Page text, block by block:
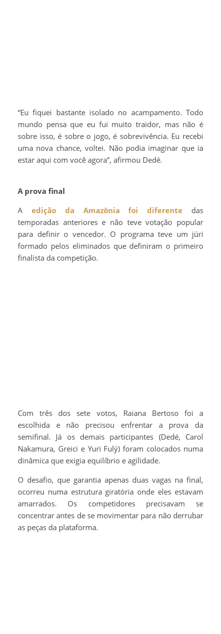
“Eu fiquei bastante isolado no acampamento. Todo
mundo pensa que eu fui muito traidor, mas não é
sobre isso, é sobre o jogo, é sobrevivência. Eu recebi
uma nova chance, voltei. Não podia imaginar que ia
estar aqui com você agora”, afirmou Dedé.
A prova final
A edição da Amazônia foi diferente das
temporadas anteriores e não teve votação popular
para definir o vencedor. O programa teve um júri
formado pelos eliminados que definiram o primeiro
finalista da competição.
Com três dos sete votos, Raiana Bertoso foi a
escolhida e não precisou enfrentar a prova da
semifinal. Já os demais participantes (Dedé, Carol
Nakamura, Greici e Yuri Fulý) foram colocados numa
dinâmica que exigia equilíbrio e agilidade.
O desafio, que garantia apenas duas vagas na final,
ocorreu numa estrutura giratória onde eles estavam
amarrados. Os competidores precisavam se
concentrar antes de se movimentar para não derrubar
as peças da plataforma.